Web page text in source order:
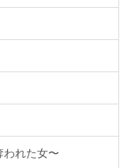
れた女〜